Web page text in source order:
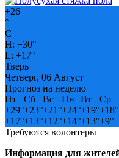
+26
°
C
H: +30°
L: +17°
Тверь
Четверг, 06 Август
Прогноз на неделю
Пт
Сб Вс Пн Вт
Ср
+29°+23°+21°+24°+19°+18°
+17°+13°+12°+14°+13°+9°
Требуются волонтеры
Информация для